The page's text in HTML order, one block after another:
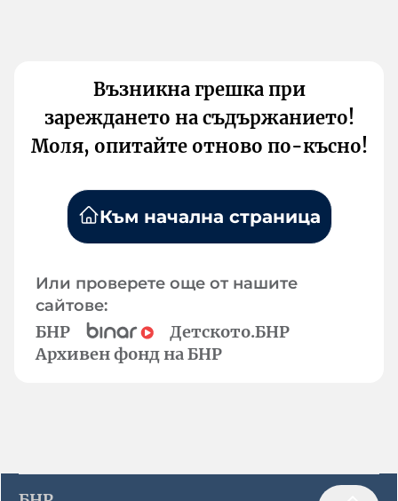
Възникна грешка при
зареждането на съдържанието!
Моля, опитайте отново по-късно!
Към начална страница
Или проверете още от нашите
сайтове:
БНР
Детското.БНР
Архивен фонд на БНР